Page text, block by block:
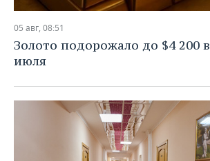
КИБЕРСПОРТ
ФИГУРНОЕ КАТАНИЕ
ВОДНЫЕ ВИДЫ СПОРТА
ХОККЕЙ С МЯЧОМ
КУЛЬТУРА
МЕДИЦИНА
ОБРАЗОВАНИЕ
ПРОИСШЕСТВИЯ
СПИСОК КОМПАНИЙ
05 авг, 08:51
Золото подорожало до $4 200
июля